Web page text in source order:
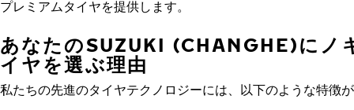
プレミアムタイヤを提供します。
あなたのSUZUKI (CHANGHE)にノ
イヤを選ぶ理由
私たちの先進のタイヤテクノロジーには、以下のような特徴